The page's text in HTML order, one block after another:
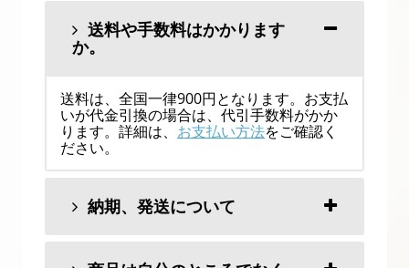
送料や手数料はかかります
か。
送料は、全国一律900円となります。お支払
いが代金引換の場合は、代引手数料がかか
ります。詳細は、 お支払い方法をご確認く
ださい。
納期、発送について